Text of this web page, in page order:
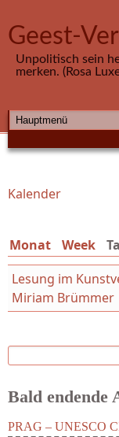
Geest-
Unpolitisch sein
merken. (Rosa
HAUPTMENÜ
Sie sind hier
Kalender
Monat Week
Lesung im
Miriam Brümmer
Suchformular
Suche
Bald endende
PRAG – UNESCO